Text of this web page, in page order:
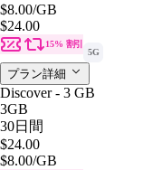
$8.00/GB
$24.00
15% 割引
5G
プラン詳細
Discover - 3 GB
3GB
30日間
$24.00
$8.00/GB